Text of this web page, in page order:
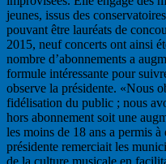
jeunes, issus des
pouvant être lauréats de
2015, neuf concerts ont ainsi
nombre d’abonnements a
formule intéressante pour
observe la présidente. «Nous
fidélisation du public ; nous
hors abonnement soit une
les moins de 18 ans a permis
présidente remerciait les